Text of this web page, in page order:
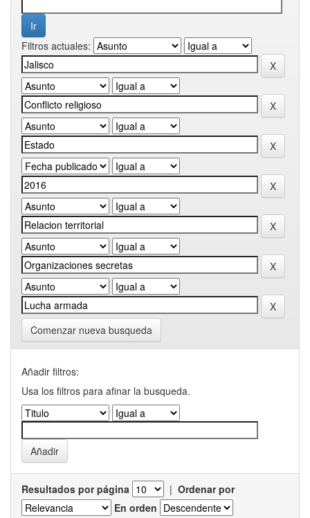
Filtros actuales:
Comenzar nueva busqueda
Añadir filtros:
Usa los filtros para afinar la busqueda.
Resultados por página | Ordenar por
En orden